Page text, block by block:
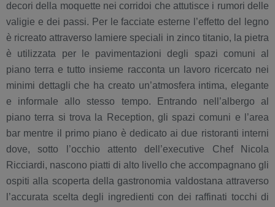
decori della moquette nei corridoi che attutisce i rumori delle
valigie e dei passi. Per le facciate esterne l’effetto del legno
è ricreato attraverso lamiere speciali in zinco titanio, la pietra
è utilizzata per le pavimentazioni degli spazi comuni al
piano terra e tutto insieme racconta un lavoro ricercato nei
minimi dettagli che ha creato un’atmosfera intima, elegante
e informale allo stesso tempo. Entrando nell’albergo al
piano terra si trova la Reception, gli spazi comuni e l’area
bar mentre il primo piano è dedicato ai due ristoranti interni
dove, sotto l’occhio attento dell’executive Chef Nicola
Ricciardi, nascono piatti di alto livello che accompagnano gli
ospiti alla scoperta della gastronomia valdostana attraverso
l’accurata scelta degli ingredienti con dei raffinati tocchi di